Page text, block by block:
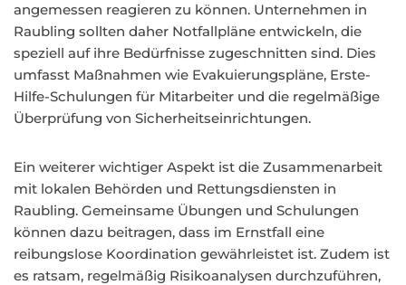
angemessen reagieren zu können. Unternehmen in
Raubling sollten daher Notfallpläne entwickeln, die
speziell auf ihre Bedürfnisse zugeschnitten sind. Dies
umfasst Maßnahmen wie Evakuierungspläne, Erste-
Hilfe-Schulungen für Mitarbeiter und die regelmäßige
Überprüfung von Sicherheitseinrichtungen.
Ein weiterer wichtiger Aspekt ist die Zusammenarbeit
mit lokalen Behörden und Rettungsdiensten in
Raubling. Gemeinsame Übungen und Schulungen
können dazu beitragen, dass im Ernstfall eine
reibungslose Koordination gewährleistet ist. Zudem ist
es ratsam, regelmäßig Risikoanalysen durchzuführen,